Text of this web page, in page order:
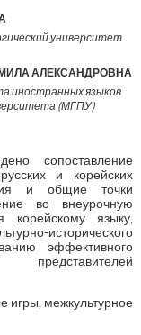
университет
АЛЕКСАНДРОВНА
иностранных языков
(МГПУ)
сопоставление
и корейских
и общие точки
во внеурочную
корейскому языку,
исторического
эффективного
представителей
игры, межкультурное